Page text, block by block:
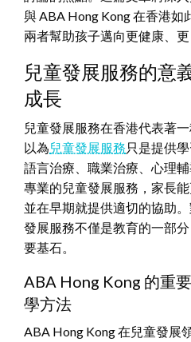
與 ABA Hong Kong 在香港如
兩者幫助孩子邁向更健康、更
兒童發展服務的意
成長
兒童發展服務在香港代表著
以為兒童發展服務 只是提供
語言治療、職業治療、心理
專業的兒童發展服務，家長能
並在早期就提供適切的協助
發展服務不僅是教育的一部
要基石。
ABA Hong Kong 的重
學方法
ABA Hong Kong 在兒童發展